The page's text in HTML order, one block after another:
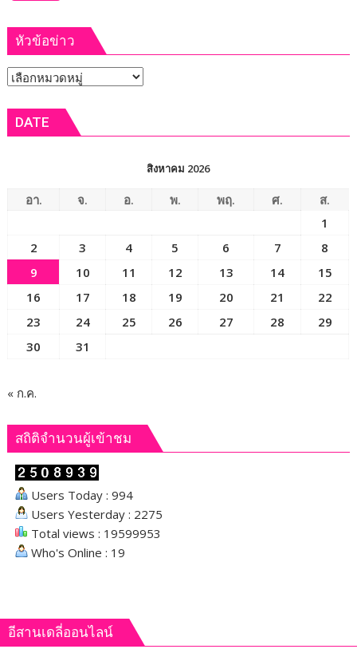
งาน
12
กุศล
หัวข้อข่าว
หัวข้อ
DATE
สิงหาคม 2026
อา. จ. อ. พ. พฤ. ศ.
ส.
1
2
3 4 5 6 7
8
9
10 11 12 13 14
15
16
17 18 19 20 21
22
23
24 25 26 27 28
29
30
31
« ก.ค.
สถิติจำนวนผู้เข้าชม
Users Today : 994
Users Yesterday : 2275
Total views : 19599953
Who's Online : 19
อีสานเดลี่ออนไลน์